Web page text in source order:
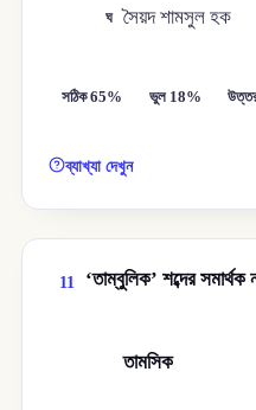
ঘ সৈয়দ শামসুল হক
সঠিক 65% ভুল 18%
ব্যাখ্যা দেখুন
11 ‘তাম্বুলিক’ শব্দের
তামসিক